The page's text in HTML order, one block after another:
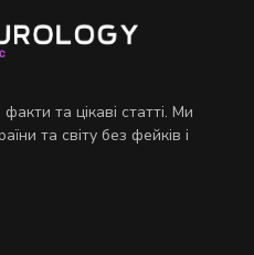
та цікаві статті. Ми
та світу без фейків і